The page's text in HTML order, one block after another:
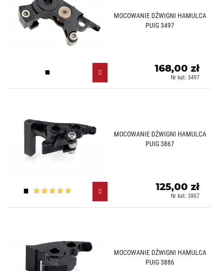
MOCOWANIE DŹWIGNI HAMULCA
PUIG 3497
Czarny (N)
168,00 zł
Nr kat: 3497
MOCOWANIE DŹWIGNI HAMULCA
PUIG 3867
Czarny (N)
125,00 zł
Nr kat: 3867
MOCOWANIE DŹWIGNI HAMULCA
PUIG 3886